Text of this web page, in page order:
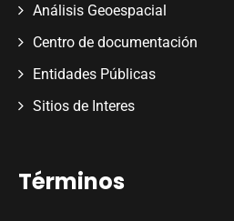
Análisis Geoespacial
Centro de documentación
Entidades Públicas
Sitios de Interes
Términos